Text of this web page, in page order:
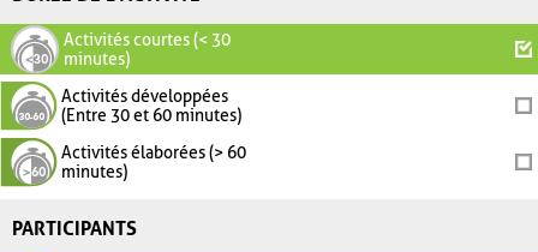
Activités courtes (< 30
minutes)
Activités développées
(Entre 30 et 60 minutes)
Activités élaborées (> 60
minutes)
PARTICIPANTS